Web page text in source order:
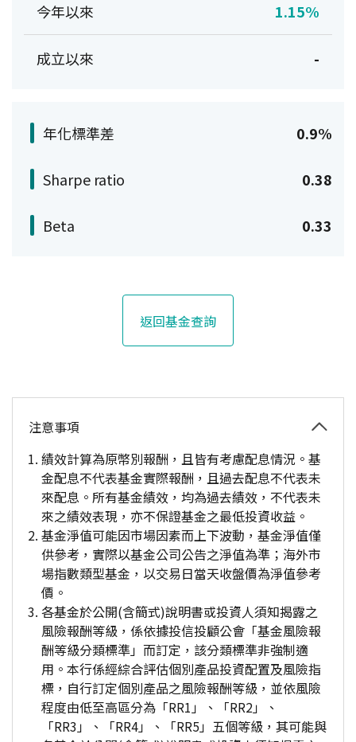
今年以來 1.15%
成立以來 -
年化標準差 0.9%
Sharpe ratio 0.38
Beta 0.33
返回基金查詢
注意事項
績效計算為原幣別報酬，且皆有考慮配息情況。基
金配息不代表基金實際報酬，且過去配息不代表未
來配息。所有基金績效，均為過去績效，不代表未
來之績效表現，亦不保證基金之最低投資收益。
基金淨值可能因市場因素而上下波動，基金淨值僅
供參考，實際以基金公司公告之淨值為準；海外市
場指數類型基金，以交易日當天收盤價為淨值參考
價。
各基金於公開(含簡式)說明書或投資人須知揭露之
風險報酬等級，係依據投信投顧公會「基金風險報
酬等級分類標準」而訂定，該分類標準非強制適
用。本行係經綜合評估個別產品投資配置及風險指
標，自行訂定個別產品之風險報酬等級，並依風險
程度由低至高區分為「RR1」、「RR2」、
「RR3」、「RR4」、「RR5」五個等級，其可能與